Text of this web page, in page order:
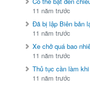
11 năm trước
Đã bị lập Biên bản
11 năm trước
Xe chở quá bao
11 năm trước
Thủ tục cần làm
11 năm trước